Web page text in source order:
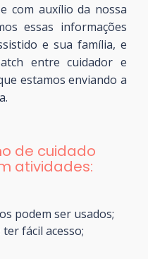
com auxílio da nossa
essas informações
e sua família, e
entre cuidador e
estamos enviando a
de cuidado
atividades:
podem ser usados;
fácil acesso;